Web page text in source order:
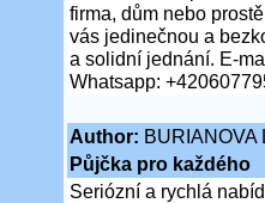
firma, dům nebo
vás jedinečnou a
a solidní jednání. E-
Whatsapp:
Author: BURIANOVA
Půjčka pro každého
Seriózní a rychlá